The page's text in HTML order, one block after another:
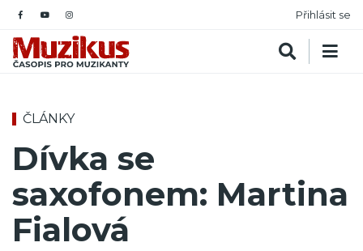
Přihlásit se
ČLÁNKY
Dívka se
saxofonem: Martina
Fialová